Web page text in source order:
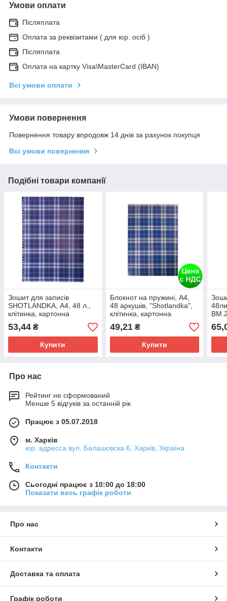
Умови оплати
Післяплата
Оплата за реквізитами ( для юр. осіб )
Післяплата
Оплата на картку Visa\MasterCard (IBAN)
Всі умови оплати
Умови повернення
Повернення товару впродовж 14 днів за рахунок покупця
Всі умови повернення
Подібні товари компанії
Зошит для записів
SHOTLANDKA, А4, 48 л.,
клітинка, картонна
обкладинка, фіолетова
53,44 ₴
Купити
Блокнот на пружині, А4,
48 аркушів, "Shotlandka",
клітинка, картонна
обкладинка,синій
BM.2460-02
49,21₴
Купити
Про нас
Рейтинг не сформований
Менше 5 відгуків за останній рік
Працює з 05.07.2018
м. Харків
юр. адресса вул. Балашовска 6, Харків, Україна
Контакти
Сьогодні працює з 10:00 до 18:00
Показати весь графік роботи
Про нас
Контакти
Доставка та оплата
Графік роботи